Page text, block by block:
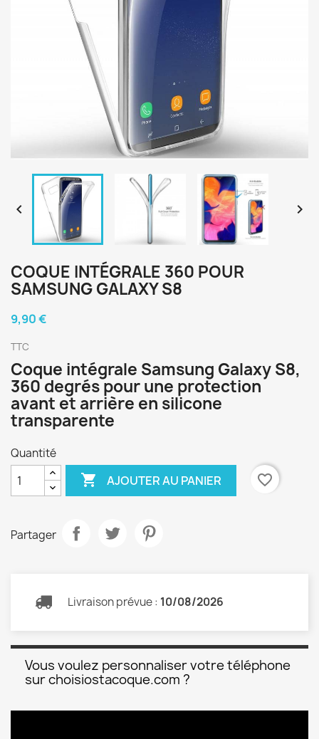
 
COQUE INTÉGRALE 360 POUR
SAMSUNG GALAXY S8
9,90 €
TTC
Coque intégrale Samsung Galaxy S8,
360 degrés pour une protection
avant et arrière en silicone
transparente
Quantité
 AJOUTER AU PANIER favorite_border
Partager
Livraison prévue : 10/08/2026
Vous voulez personnaliser votre téléphone
sur choisiostacoque.com ?